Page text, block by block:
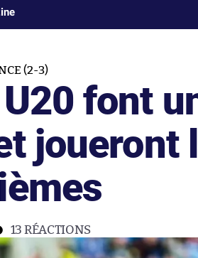
(2-3)
font
joueront
13 RÉACTIONS